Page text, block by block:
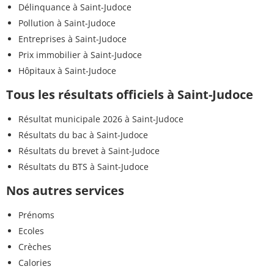
Délinquance à Saint-Judoce
Pollution à Saint-Judoce
Entreprises à Saint-Judoce
Prix immobilier à Saint-Judoce
Hôpitaux à Saint-Judoce
Tous les résultats officiels à Saint-Judoce
Résultat municipale 2026 à Saint-Judoce
Résultats du bac à Saint-Judoce
Résultats du brevet à Saint-Judoce
Résultats du BTS à Saint-Judoce
Nos autres services
Prénoms
Ecoles
Crèches
Calories